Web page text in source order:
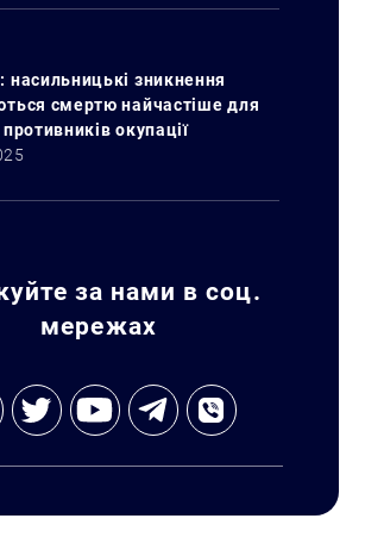
насильницькі зникнення
смертю найчастіше для
окупації
за нами в соц.
мережах